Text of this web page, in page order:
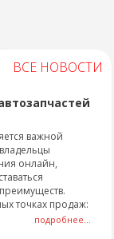
ВСЕ НОВОСТИ
важной
онлайн,
точках продаж:
подробнее...